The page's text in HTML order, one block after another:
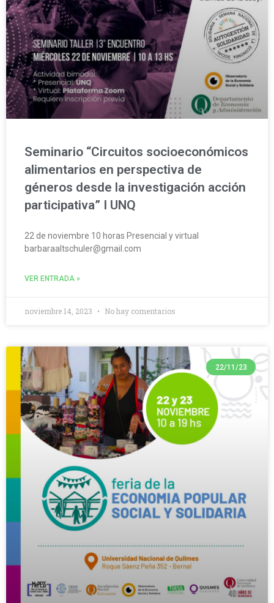
Seminario “Circuitos socioeconómicos
alimentarios en perspectiva de
géneros desde la investigación acción
participativa” I UNQ
22 de noviembre 10 horas Presencial y virtual
barbaraaltschuler@gmail.com
VER ENTRADA »
noviembre 14, 2023 No hay comentarios
22/11/23